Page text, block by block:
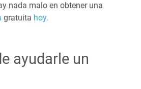
nada malo en obtener una
gratuita hoy.
ayudarle un